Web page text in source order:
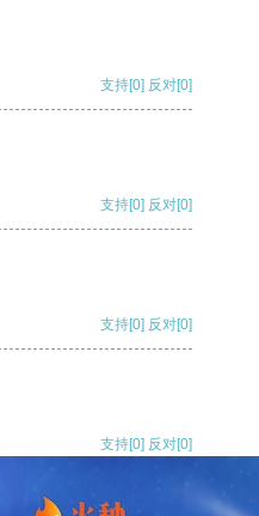
支持[0] 反对[0]
支持[0] 反对[0]
支持[0] 反对[0]
支持[0] 反对[0]